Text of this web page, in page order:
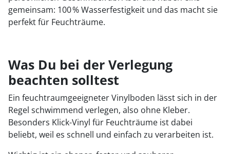
gemeinsam: 100 % Wasserfestigkeit und das macht sie
perfekt für Feuchträume.
Was Du bei der Verlegung
beachten solltest
Ein feuchtraumgeeigneter Vinylboden lässt sich in der
Regel schwimmend verlegen, also ohne Kleber.
Besonders Klick-Vinyl für Feuchträume ist dabei
beliebt, weil es schnell und einfach zu verarbeiten ist.